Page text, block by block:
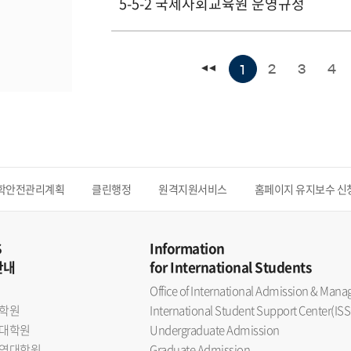
1 2 3 4
안전관리계획 클린행정 원격지원서비스 홈페이지 유지보수 신
원
학원
Information
for International Students
Office of International Admission &
International Student Support
Undergraduate Admission